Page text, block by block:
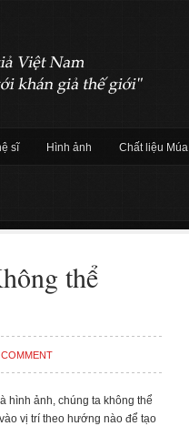
sĩ Hình ảnh Chất liệu Múa
thể
COMMENT
hình ảnh, chúng ta không thể
vị trí theo hướng nào để tạo